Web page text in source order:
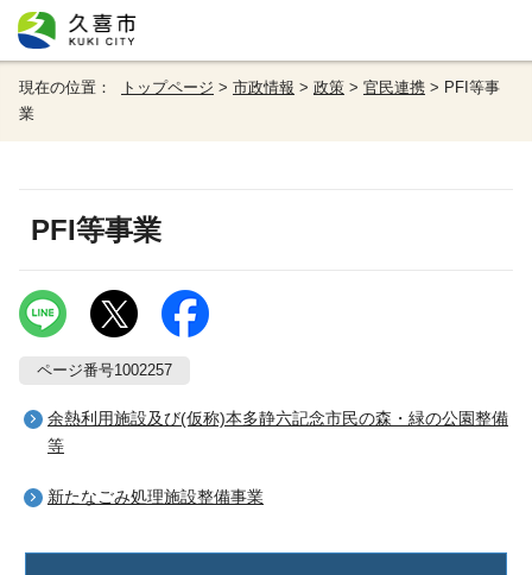
現在の位置： トップページ > 市政情報 > 政策 > 官民連携 > PFI等事
業
PFI等事業
ページ番号1002257
余熱利用施設及び(仮称)本多静六記念市民の森・緑の公園整備
等
新たなごみ処理施設整備事業